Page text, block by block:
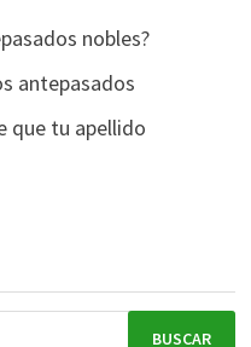
nobles?
antepasados
que tu apellido